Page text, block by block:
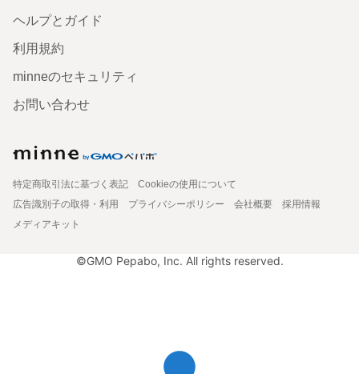
ヘルプとガイド
利用規約
minneのセキュリティ
お問い合わせ
特定商取引法に基づく表記
Cookieの使用について
広告識別子の取得・利用
プライバシーポリシー 会社概要
採用情報
メディアキット
©GMO Pepabo, Inc. All rights reserved.